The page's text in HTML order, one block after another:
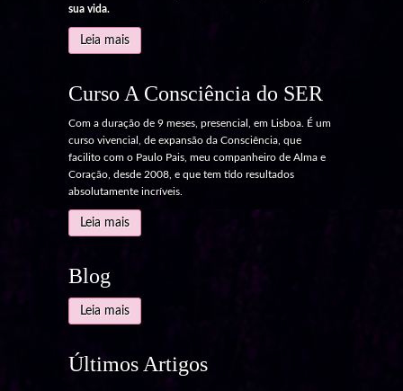
sua vida.
Leia mais
Curso A Consciência do SER
Com a duração de 9 meses, presencial, em Lisboa. É um
curso vivencial, de expansão da Consciência, que
facilito com o Paulo Pais, meu companheiro de Alma e
Coração, desde 2008, e que tem tido resultados
absolutamente incríveis.
Leia mais
Blog
Leia mais
Últimos Artigos